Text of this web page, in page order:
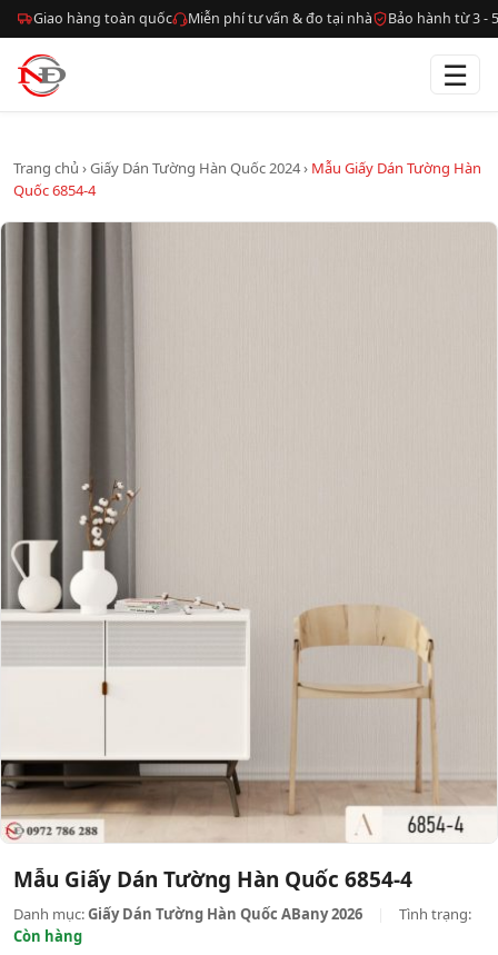
Giao hàng toàn quốc Miễn phí tư vấn & đo tại nhà Bảo hành từ 3 -
☰
Trang chủ ›Giấy Dán Tường Hàn Quốc 2024› Mẫu Giấy Dán Tường Hàn
Quốc 6854-4
Mẫu Giấy Dán Tường Hàn Quốc 6854-4
Danh mục:Giấy Dán Tường Hàn Quốc ABany 2026
Tình trạng:
Còn hàng